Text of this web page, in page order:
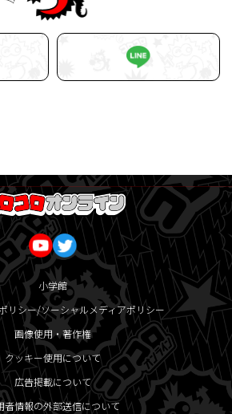
小学館
リシー/ソーシャルメディアポリシー
画像使用・著作権
クッキー使用について
広告掲載について
者情報の外部送信について